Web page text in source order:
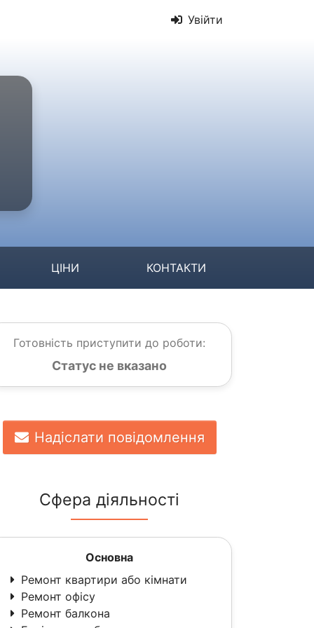
Увійти
ЦІНИ КОНТАКТИ
Готовність приступити до роботи:
Статус не вказано
Надіслати повідомлення
Сфера діяльності
Основна
Ремонт квартири або кімнати
Ремонт офісу
Ремонт балкона